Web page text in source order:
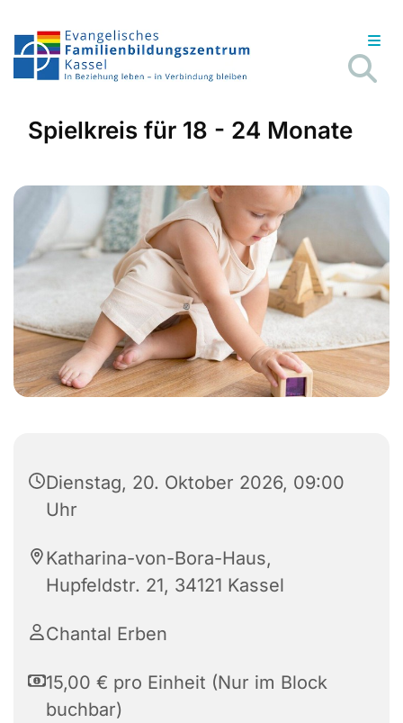
Spielkreis für 18 - 24 Monate
Dienstag, 20. Oktober 2026, 09:00
Uhr
Katharina-von-Bora-Haus,
Hupfeldstr. 21, 34121 Kassel
Chantal Erben
15,00 € pro Einheit (Nur im Block
buchbar)